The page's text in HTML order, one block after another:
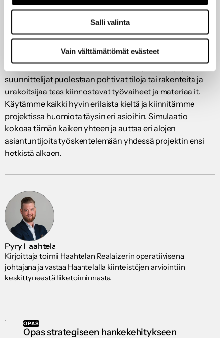
Salli valinta
Vain välttämättömät evästeet
yhteisenä kielenä kaikille rakennusprojektissa mukana
Projektiin osallistujat ovat kaikki oman alansa
asiantuntijoita. Kiinteistöpuolen asiantuntijana omassa
viestinnässäni korostuu rakennuksen palvelukyky,
suunnittelijat puolestaan pohtivat tiloja tai rakenteita ja
urakoitsijaa taas kiinnostavat työvaiheet ja materiaalit.
Käytämme kaikki hyvin erilaista kieltä ja kiinnitämme
projektissa huomiota täysin eri asioihin. Simulaatio
kokoaa tämän kaiken yhteen ja auttaa eri alojen
asiantuntijoita työskentelemään yhdessä projektin ensi
hetkistä alkaen.
Pyry Haahtela
Kirjoittaja toimii Haahtelan Realaizerin operatiivisena
johtajana ja vastaa Haahtelalla kiinteistöjen arviointiin
keskittyneestä liiketoiminnasta.
OPAS
Opas strategiseen hankekehitykseen